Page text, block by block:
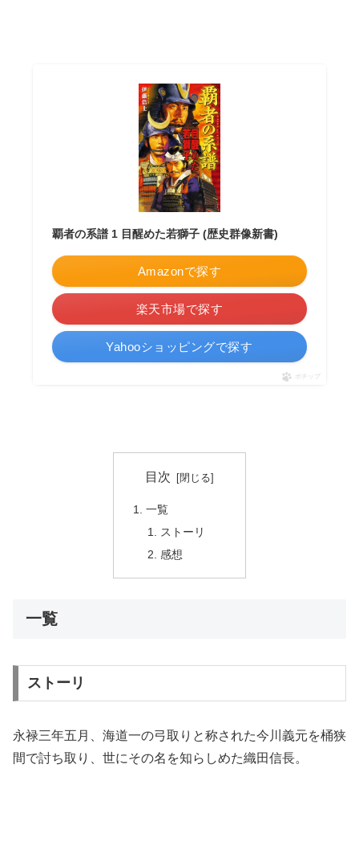
覇者の系譜 1 目醒めた若獅子 (歴史群像新書)
Amazonで探す
楽天市場で探す
Yahooショッピングで探す
ポチップ
目次
一覧
ストーリ
感想
一覧
ストーリ
永禄三年五月、海道一の弓取りと称された今川義元を桶狭
間で討ち取り、世にその名を知らしめた織田信長。